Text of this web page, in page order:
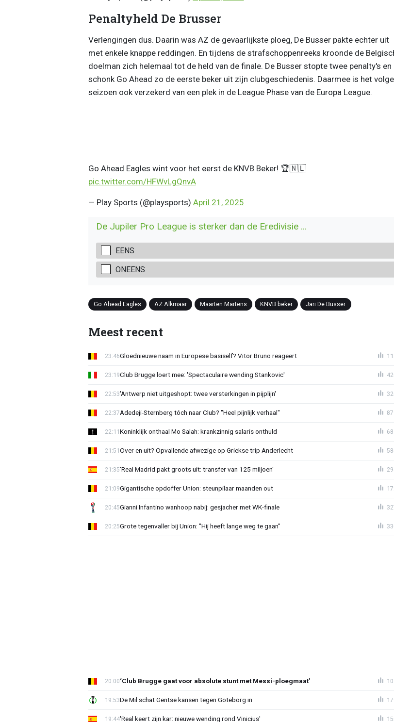
Penaltyheld De Brusser
Verlengingen dus. Daarin was AZ de gevaarlijkste ploeg, De Busser pakte echter uit
met enkele knappe reddingen. En tijdens de strafschoppenreeks kroonde de
doelman zich helemaal tot de held van de finale. De Busser stopte twee penalty's en
schonk Go Ahead zo de eerste beker uit zijn clubgeschiedenis. Daarmee is het
seizoen ook verzekerd van een plek in de League Phase van de Europa League.
Go Ahead Eagles wint voor het eerst de KNVB Beker! 🏆🇳🇱
pic.twitter.com/HFWvLgQnvA
— Play Sports (@playsports) April 21, 2025
De Jupiler Pro League is sterker dan de Eredivisie ...
EENS
ONEENS
Go Ahead Eagles AZ Alkmaar Maarten Martens KNVB beker Jari De Busser
Meest recent
Gloednieuwe naam in Europese basiself? Vitor Bruno reageert
23:46
Club Brugge loert mee: 'Spectaculaire wending Stankovic'
23:19
'Antwerp niet uitgeshopt: twee versterkingen in pijplijn'
22:53
Adedeji-Sternberg tóch naar Club? "Heel pijnlijk verhaal"
22:37
Koninklijk onthaal Mo Salah: krankzinnig salaris onthuld
22:11 68
Over en uit? Opvallende afwezige op Griekse trip Anderlecht
21:51
'Real Madrid pakt groots uit: transfer van 125 miljoen'
21:35
Gigantische opdoffer Union: steunpilaar maanden out
21:09
Gianni Infantino wanhoop nabij: gesjacher met WK-finale
20:45
Grote tegenvaller bij Union: "Hij heeft lange weg te gaan"
20:25
‘Club Brugge gaat voor absolute stunt met Messi-ploegmaat’
20:00
De Mil schat Gentse kansen tegen Göteborg in
19:53
'Real keert zijn kar: nieuwe wending rond Vinicius'
19:44